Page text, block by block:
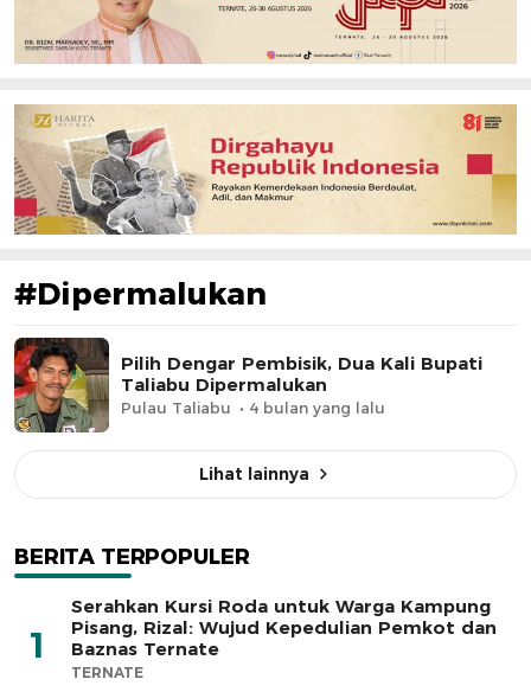
#Dipermalukan
Pilih Dengar Pembisik, Dua Kali Bupati
Taliabu Dipermalukan
Pulau Taliabu 4 bulan yang lalu
Lihat lainnya
BERITA TERPOPULER
1
Serahkan Kursi Roda untuk Warga Kampung
Pisang, Rizal: Wujud Kepedulian Pemkot dan
Baznas Ternate
TERNATE